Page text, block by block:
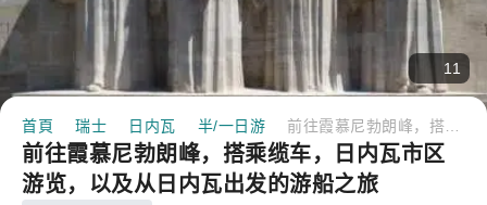
11
首頁 瑞士 日内瓦 半/一日游
前往霞慕尼勃朗峰，搭乘缆车，日内瓦市区
游览，以及从日内瓦出发的游船之旅